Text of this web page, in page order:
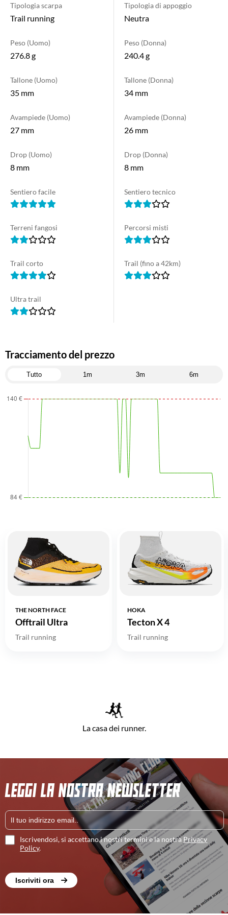
Tipologia scarpa
Trail running
Tipologia di appoggio
Neutra
Peso (Uomo)
276.8 g
Peso (Donna)
240.4 g
Tallone (Uomo)
35 mm
Tallone (Donna)
34 mm
Avampiede (Uomo)
27 mm
Avampiede (Donna)
26 mm
Drop (Uomo)
8 mm
Drop (Donna)
8 mm
Sentiero facile Sentiero tecnico
Terreni fangosi Percorsi misti
Trail corto Trail (fino a 42km)
Ultra trail
Tracciamento del prezzo
Tutto 1m 3m 6m
THE NORTH FACE
Offtrail Ultra
Trail running
HOKA
Tecton X 4
Trail running
La casa dei runner.
LEGGI LA NOSTRA NEWSLETTER
Iscrivendosi, si accettano i nostri termini e la nostraPrivacy
Policy.
Iscriviti ora